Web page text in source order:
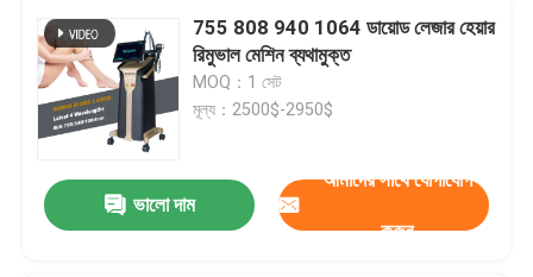
755 808 940 1064 ডায়োড লেজার হেয়ার
রিমুভাল মেশিন ব্যথামুক্ত
MOQ：1 সেট
মূল্য：2500$-2950$
ভালো দাম
আমাদের সাথে যোগাযোগ
করুন